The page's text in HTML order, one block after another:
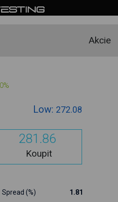
Akcie
Low: 272.08
281.86
Koupit
Spread (%) 1.81